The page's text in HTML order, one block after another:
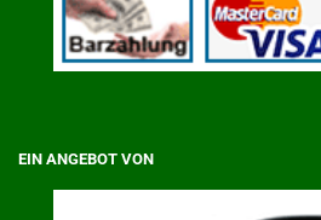
EIN ANGEBOT VON